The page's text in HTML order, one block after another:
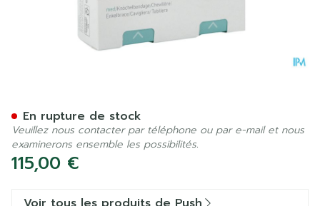
115,00 €
En rupture de stock
Veuillez nous contacter par téléphone ou par e-mail et nous
examinerons ensemble les possibilités.